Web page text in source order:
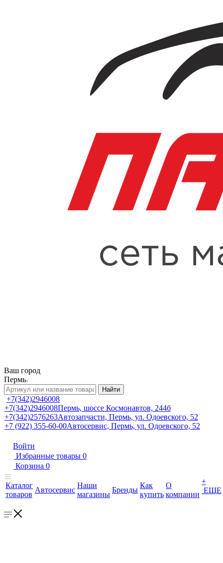
Ваш город
Пермь
Найти
+7(342)2946008
+7(342)2946008Пермь, шоссе Космонавтов, 244б
+7(342)2576263Автозапчасти, Пермь, ул. Одоевского, 52
+7 (922) 355-60-00Автосервис, Пермь, ул. Одоевского, 52
Войти
Избранные товары 0
Корзина 0
Каталог
товаров
Автосервис
Наши
магазины
Бренды
Как
купить
О
компании
+
ЕЩЕ